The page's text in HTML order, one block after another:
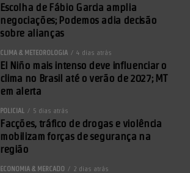
Escolha de Fábio Garcia amplia
negociações; Podemos adia decisão
sobre alianças
CLIMA & METEOROLOGIA 4 dias atrás
El Niño mais intenso deve influenciar o
clima no Brasil até o verão de 2027; MT
em alerta
POLICIAL 5 dias atrás
Facções, tráfico de drogas e violência
mobilizam forças de segurança na
região
ECONOMIA & MERCADO 2 dias atrás